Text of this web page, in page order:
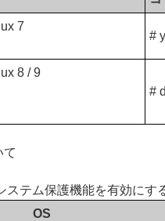
7
#
8 / 9
#
て
ステム保護機能を有効に
OS